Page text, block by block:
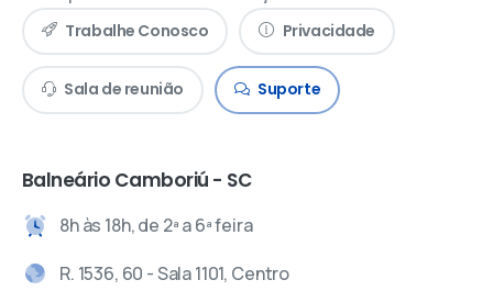
Trabalhe Conosco Privacidade
Sala de reunião Suporte
Balneário Camboriú - SC
8h às 18h, de 2ª a 6ª feira
R. 1536, 60 - Sala 1101, Centro